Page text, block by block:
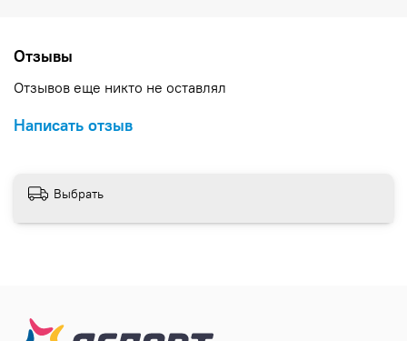
Отзывы
Отзывов еще никто не оставлял
Написать отзыв
Выбрать